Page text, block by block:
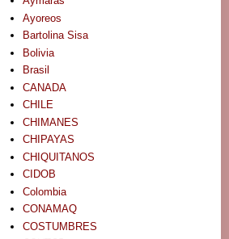
Ayoreos
Bartolina Sisa
Bolivia
Brasil
CANADA
CHILE
CHIMANES
CHIPAYAS
CHIQUITANOS
CIDOB
Colombia
CONAMAQ
COSTUMBRES